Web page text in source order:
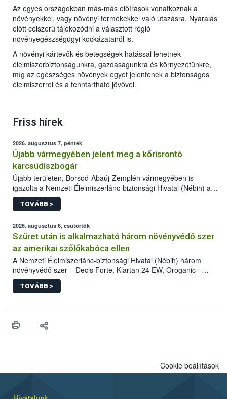
Az egyes országokban más-más előírások vonatkoznak a
növényekkel, vagy növényi termékekkel való utazásra. Nyaralás
előtt célszerű tájékozódni a választott régió
növényegészségügyi kockázatairól is.
A növényi kártevők és betegségek hatással lehetnek
élelmiszerbiztonságunkra, gazdaságunkra és környezetünkre,
míg az egészséges növények egyet jelentenek a biztonságos
élelmiszerrel és a fenntartható jövővel.
Friss hírek
2026. augusztus 7, péntek
Újabb vármegyében jelent meg a kőrisrontó
karcsúdíszbogár
Újabb területen, Borsod-Abaúj-Zemplén vármegyében is
igazolta a Nemzeti Élelmiszerlánc-biztonsági Hivatal (Nébih) a
kőrisrontó karcsúdíszbogár (Agrilus planipennis) jelenlétét. A
kártevőt nem csak színcsapdában találták meg, de már fertőzött
az intenzív felderítést, emellett az intézkedéseket a szlovák
hatósággal is összehangolják a terjedés megállítása érdekében.
TOVÁBB >
2026. augusztus 6, csütörtök
Szüret után is alkalmazható három növényvédő szer
az amerikai szőlőkabóca ellen
A Nemzeti Élelmiszerlánc-biztonsági Hivatal (Nébih) három
növényvédő szer – Decis Forte, Klartan 24 EW, Oroganic –
engedélyokiratát módosította, így azok a szüretet követően,
egészen a vesszőérettség (BBCH 91) stádiumáig
érésű szőlőkben is legyen lehetőség a károsító elleni további
felhasználók számára is elérhető és ökológiai termesztésben is
TOVÁBB >
Cookie beállítások